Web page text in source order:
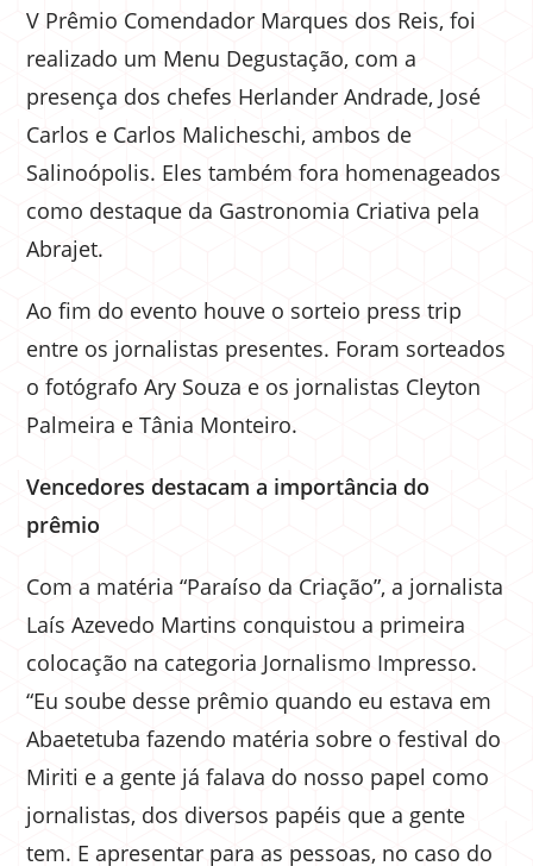
V Prêmio Comendador Marques dos Reis, foi
realizado um Menu Degustação, com a
presença dos chefes Herlander Andrade, José
Carlos e Carlos Malicheschi, ambos de
Salinoópolis. Eles também fora homenageados
como destaque da Gastronomia Criativa pela
Abrajet.
Ao fim do evento houve o sorteio press trip
entre os jornalistas presentes. Foram sorteados
o fotógrafo Ary Souza e os jornalistas Cleyton
Palmeira e Tânia Monteiro.
Vencedores destacam a importância do
prêmio
Com a matéria “Paraíso da Criação”, a jornalista
Laís Azevedo Martins conquistou a primeira
colocação na categoria Jornalismo Impresso.
“Eu soube desse prêmio quando eu estava em
Abaetetuba fazendo matéria sobre o festival do
Miriti e a gente já falava do nosso papel como
jornalistas, dos diversos papéis que a gente
tem. E apresentar para as pessoas, no caso do